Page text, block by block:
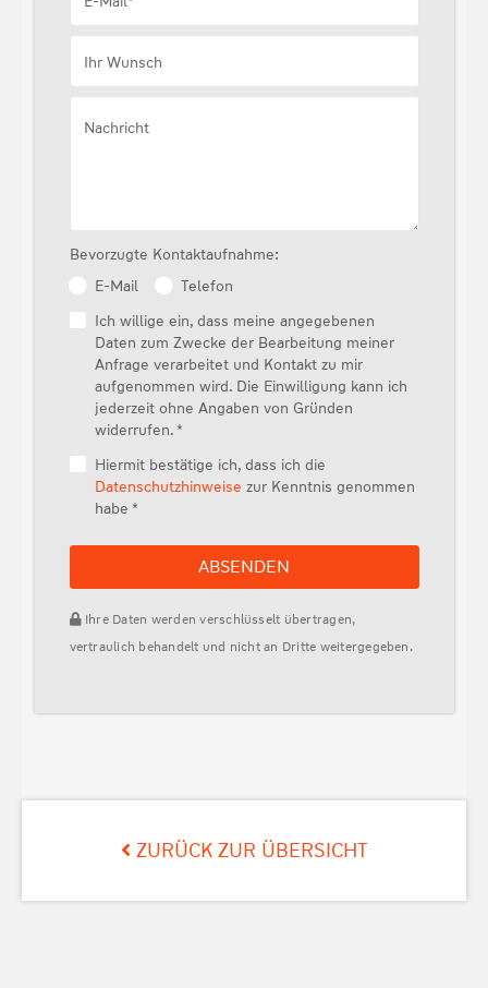
Ihr Wunsch
Nachricht
Bevorzugte Kontaktaufnahme:
E-Mail
Telefon
Ich willige ein, dass meine angegebenen
Daten zum Zwecke der Bearbeitung meiner
Anfrage verarbeitet und Kontakt zu mir
aufgenommen wird. Die Einwilligung kann ich
jederzeit ohne Angaben von Gründen
widerrufen. *
Hiermit bestätige ich, dass ich die
Datenschutzhinweise zur Kenntnis genommen
habe *
ABSENDEN
Ihre Daten werden verschlüsselt übertragen,
vertraulich behandelt und nicht an Dritte weitergegeben.
ZURÜCK ZUR ÜBERSICHT